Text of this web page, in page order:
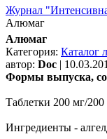
Журнал
Алюмаг
Алюмаг
Категория: Каталог
автор: Doc |
Формы выпуска,
Таблетки 200 мг/200
Ингредиенты -